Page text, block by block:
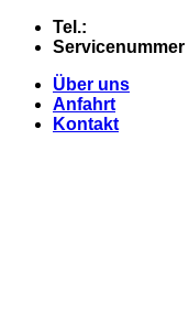
Skip
Tel.:
Servicenummer
Über uns
Anfahrt
Kontakt